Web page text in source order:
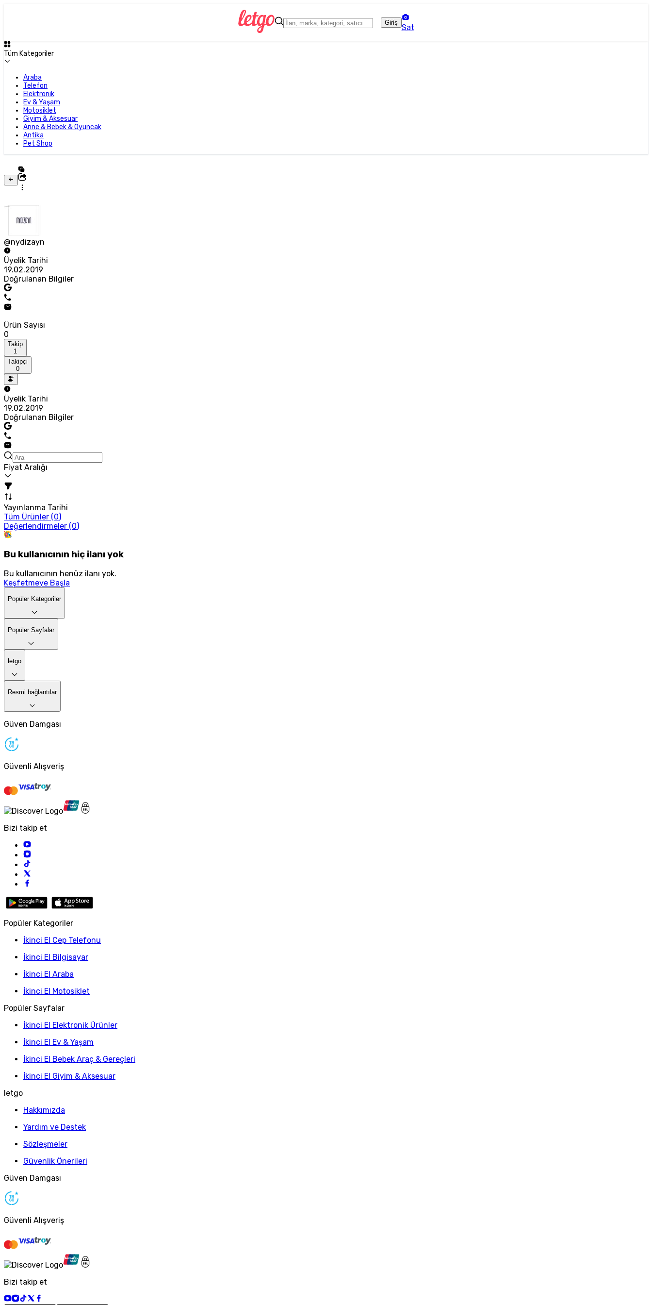
Giriş
Sat
Tüm Kategoriler
Araba
Telefon
Elektronik
Ev & Yaşam
Motosiklet
Giyim & Aksesuar
Anne & Bebek & Oyuncak
Antika
Pet Shop
@nydizayn
Üyelik Tarihi
19.02.2019
Doğrulanan Bilgiler
Ürün Sayısı
0
Takip
1
Takipçi
0
Üyelik Tarihi
19.02.2019
Doğrulanan Bilgiler
Fiyat Aralığı
Yayınlanma Tarihi
Tüm Ürünler (0)
Değerlendirmeler (0)
Bu kullanıcının hiç ilanı yok
Bu kullanıcının henüz ilanı yok.
Keşfetmeye Başla
Popüler Kategoriler
Popüler Sayfalar
letgo
Resmi bağlantılar
Güven Damgası
Güvenli Alışveriş
Bizi takip et
Popüler Kategoriler
İkinci El Cep Telefonu
İkinci El Bilgisayar
İkinci El Araba
İkinci El Motosiklet
Popüler Sayfalar
İkinci El Elektronik Ürünler
İkinci El Ev & Yaşam
İkinci El Bebek Araç & Gereçleri
İkinci El Giyim & Aksesuar
letgo
Hakkımızda
Yardım ve Destek
Sözleşmeler
Güvenlik Önerileri
Güven Damgası
Güvenli Alışveriş
Bizi takip et